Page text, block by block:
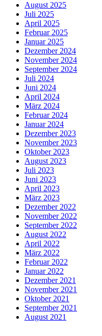
August 2025
Juli 2025
April 2025
Februar 2025
Januar 2025
Dezember 2024
November 2024
September 2024
Juli 2024
Juni 2024
April 2024
März 2024
Februar 2024
Januar 2024
Dezember 2023
November 2023
Oktober 2023
August 2023
Juli 2023
Juni 2023
April 2023
März 2023
Dezember 2022
November 2022
September 2022
August 2022
April 2022
März 2022
Februar 2022
Januar 2022
Dezember 2021
November 2021
Oktober 2021
September 2021
August 2021